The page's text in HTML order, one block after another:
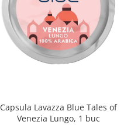
Capsula Lavazza Blue Tales of
Venezia Lungo, 1 buc